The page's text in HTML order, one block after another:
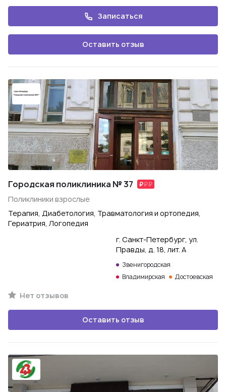
Записаться
Оставить отзыв
Городская поликлиника № 37
Поликлиники взрослые
Терапия, Диабетология, Травматология и ортопедия,
Гериатрия, Логопедия
г. Санкт-Петербург, ул.
Правды, д. 18, лит. А
Звенигородская
Владимирская
Достоевская
Нет отзывов
Оставить отзыв